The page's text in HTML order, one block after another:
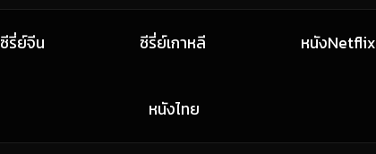
ซีรี่ย์จีน ซีรี่ย์เกาหลี หนังNetflix
หนังไทย